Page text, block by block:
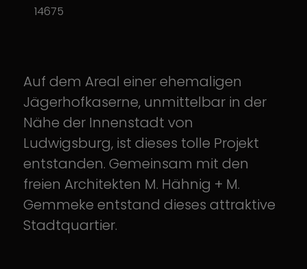
14675
Auf dem Areal einer ehemaligen
Jägerhofkaserne, unmittelbar in der
Nähe der Innenstadt von
Ludwigsburg, ist dieses tolle Projekt
entstanden. Gemeinsam mit den
freien Architekten M. Hähnig + M.
Gemmeke entstand dieses attraktive
Stadtquartier.